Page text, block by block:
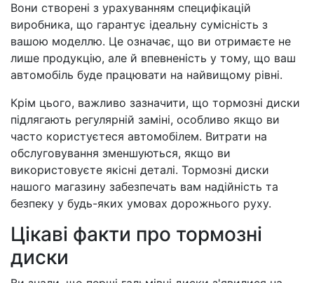
Вони створені з урахуванням специфікацій
виробника, що гарантує ідеальну сумісність з
вашою моделлю. Це означає, що ви отримаєте не
лише продукцію, але й впевненість у тому, що ваш
автомобіль буде працювати на найвищому рівні.
Крім цього, важливо зазначити, що тормозні диски
підлягають регулярній заміні, особливо якщо ви
часто користуєтеся автомобілем. Витрати на
обслуговування зменшуються, якщо ви
використовуєте якісні деталі. Тормозні диски
нашого магазину забезпечать вам надійність та
безпеку у будь-яких умовах дорожнього руху.
Цікаві факти про тормозні
диски